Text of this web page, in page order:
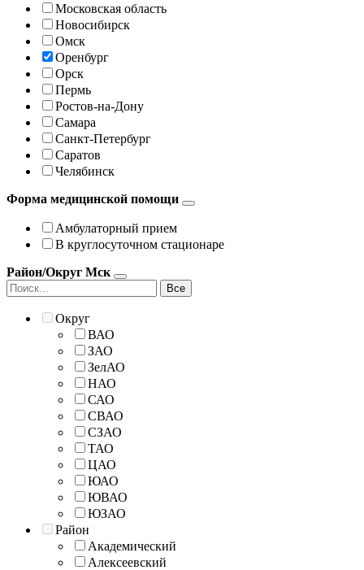
Московская область
Новосибирск
Омск
Оренбург
Орск
Пермь
Ростов-на-Дону
Самара
Санкт-Петербург
Саратов
Челябинск
Форма медицинской помощи
Амбулаторный прием
В круглосуточном стационаре
Район/Округ Мск
Все
Округ
ВАО
ЗАО
ЗелАО
НАО
САО
СВАО
СЗАО
ТАО
ЦАО
ЮАО
ЮВАО
ЮЗАО
Район
Академический
Алексеевский